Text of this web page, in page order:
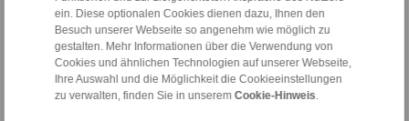
ein. Diese optionalen Cookies dienen dazu, Ihnen den
Besuch unserer Webseite so angenehm wie möglich zu
gestalten. Mehr Informationen über die Verwendung von
Cookies und ähnlichen Technologien auf unserer Webseite,
Ihre Auswahl und die Möglichkeit die Cookieeinstellungen
zu verwalten, finden Sie in unserem Cookie-Hinweis
+49 6172 275-430
tech.bnk@ringspann.de
Werktags von 08:00 bis 18:00 Uhr